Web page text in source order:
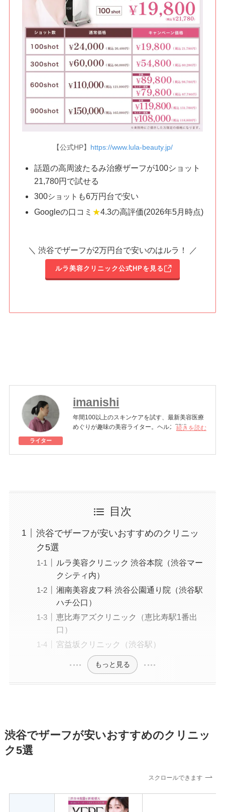
【公式HP】 https://www.lula-beauty.jp/
話題の高周波たるみ治療ザーフが100ショット
21,780円で試せる
300ショット も6万円台で安い
Googleの口コミ ★4.3の高評価(2026年5月時点)
＼ 渋谷でザーフが2万円台で安いのはルラ！ ／
ルラ美容クリニック公式HPを見る
ライター
imanishi
年間100以上のスキンケアを試す、最新美容医療
めぐりが趣味の美容ライター。ヘルス関連のトピ
美容医療施術歴：ボトックス注射、シミ取りレー
続きを読む
目次
渋谷でザーフが安いおすすめのクリニッ
ク5選
ルラ美容クリニック 渋谷本院（渋谷マー
クシティ内）
湘南美容皮フ科 渋谷公園通り院（渋谷駅
ハチ公口）
恵比寿アズクリニック（恵比寿駅1番出
口）
宮益坂クリニック（渋谷駅）
もっと見る
渋谷でザーフが安いおすすめのクリニッ
ク5選
スクロールできます